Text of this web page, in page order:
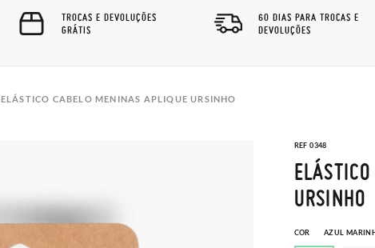
TROCAS E DEVOLUÇÕES
GRÁTIS
60 DIAS PARA TROCAS E
DEVOLUÇÕES
ELÁSTICO CABELO MENINAS APLIQUE URSINHO
REF 0348
URSINHO
COR AZUL